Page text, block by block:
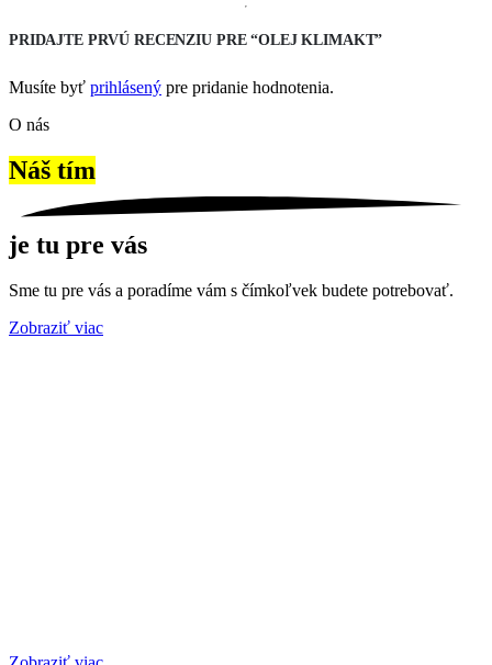
PRIDAJTE PRVÚ RECENZIU PRE “OLEJ KLIMAKT”
Musíte byť prihlásený pre pridanie hodnotenia.
O nás
Náš tím
je tu pre vás
Sme tu pre vás a poradíme vám s čímkoľvek budete potrebovať.
Zobraziť viac